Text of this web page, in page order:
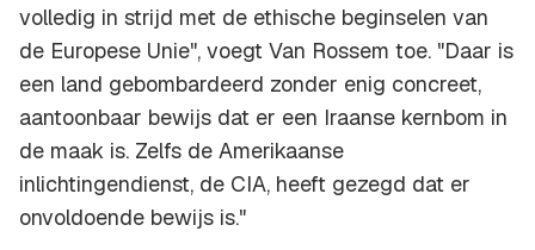
volledig in strijd met de ethische beginselen van
de Europese Unie", voegt Van Rossem toe. "Daar is
een land gebombardeerd zonder enig concreet,
aantoonbaar bewijs dat er een Iraanse kernbom in
de maak is. Zelfs de Amerikaanse
inlichtingendienst, de CIA, heeft gezegd dat er
onvoldoende bewijs is."